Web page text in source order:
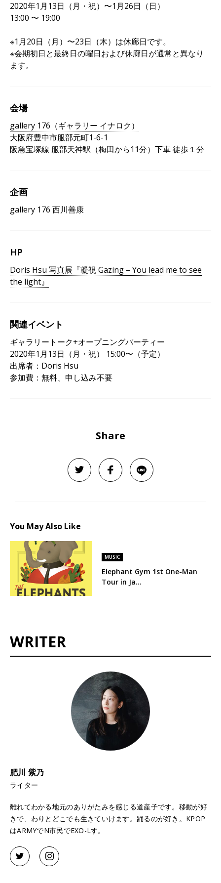
2020年1月13日（月・祝）〜1月26日（日）
13:00 〜 19:00
※1月20日（月）〜23日（木）は休廊日です。
※会期初日と最終日の曜日および休廊日が通常と異なり
ます。
会場
gallery 176 （ギャラリー イナロク）
大阪府豊中市服部元町1-6-1
阪急宝塚線 服部天神駅（梅田から11分）下車 徒歩１分
企画
gallery 176 西川善康
HP
Doris Hsu 写真展『凝視 Gazing – You lead me to see
the light』
関連イベント
ギャラリートーク+オープニングパーティー
2020年1月13日（月・祝） 15:00〜（予定）
出席者：Doris Hsu
参加費：無料、申し込み不要
Share
You May Also Like
MUSIC
Elephant Gym 1st One-Man
Tour in Ja…
WRITER
肥川 紫乃
ライター
離れてわかる地元のありがたみを感じる道産子です。移動が好
きで、わりとどこでも生きていけます。踊るのが好き。KPOP
はARMYでN市民でEXO-Lす。